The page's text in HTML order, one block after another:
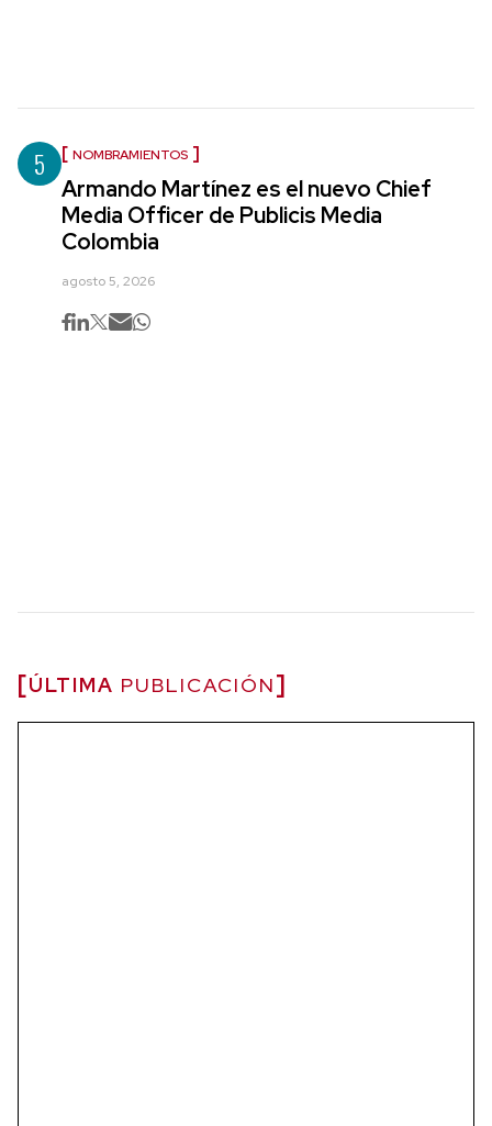
5 NOMBRAMIENTOS
Armando Martínez es el nuevo Chief
Media Officer de Publicis Media
Colombia
agosto 5, 2026
ÚLTIMA PUBLICACIÓN